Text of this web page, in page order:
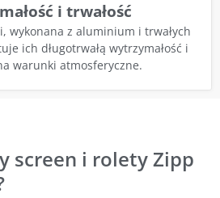
i trwałość
wykonana z aluminium i trwałych
ich długotrwałą wytrzymałość i
warunki atmosferyczne.
screen i rolety Zipp